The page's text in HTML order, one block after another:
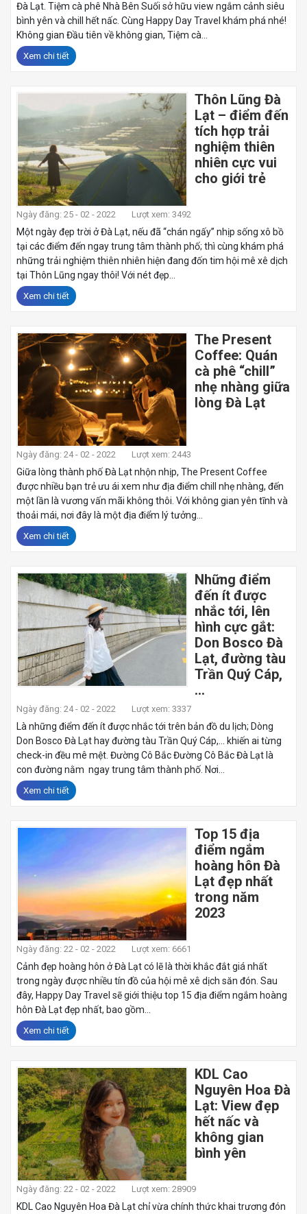
Đà Lạt. Tiệm cà phê Nhà Bên Suối sở hữu view ngắm cảnh siêu
bình yên và chill hết nấc. Cùng Happy Day Travel khám phá nhé!
Không gian Đầu tiên về không gian, Tiệm cà...
Xem chi tiết
Thôn Lũng Đà
Lạt – điểm đến
tích hợp trải
nghiệm thiên
nhiên cực vui
cho giới trẻ
Ngày đăng: 25 - 02 - 2022 Lượt xem: 3492
Một ngày đẹp trời ở Đà Lạt, nếu đã “chán ngấy” nhịp sống xô bồ
tại các điểm đến ngay trung tâm thành phố; thì cùng khám phá
những trải nghiệm thiên nhiên hiện đang đốn tim hội mê xê dịch
tại Thôn Lũng ngay thôi! Với nét đẹp...
Xem chi tiết
The Present
Coffee: Quán
cà phê “chill”
nhẹ nhàng giữa
lòng Đà Lạt
Ngày đăng: 24 - 02 - 2022 Lượt xem: 2443
Giữa lòng thành phố Đà Lạt nhộn nhịp, The Present Coffee
được nhiều bạn trẻ ưu ái xem như địa điểm chill nhẹ nhàng, đến
một lần là vương vấn mãi không thôi. Với không gian yên tĩnh và
thoải mái, nơi đây là một địa điểm lý tưởng...
Xem chi tiết
Những điểm
đến ít được
nhắc tới, lên
hình cực gắt:
Don Bosco Đà
Lạt, đường tàu
Trần Quý Cáp,
…
Ngày đăng: 24 - 02 - 2022 Lượt xem: 3337
Là những điểm đến ít được nhắc tới trên bản đồ du lịch; Dòng
Don Bosco Đà Lạt hay đường tàu Trần Quý Cáp,… khiến ai từng
check-in đều mê mệt. Đường Cô Bắc Đường Cô Bắc Đà Lạt là
con đường nằm ngay trung tâm thành phố. Nơi...
Xem chi tiết
Top 15 địa
điểm ngắm
hoàng hôn Đà
Lạt đẹp nhất
trong năm
2023
Ngày đăng: 22 - 02 - 2022 Lượt xem: 6661
Cảnh đẹp hoàng hôn ở Đà Lạt có lẽ là thời khắc đắt giá nhất
trong ngày được nhiều tín đồ của hội mê xê dịch săn đón. Sau
đây, Happy Day Travel sẽ giới thiệu top 15 địa điểm ngắm hoàng
hôn Đà Lạt đẹp nhất, bao gồm...
Xem chi tiết
KDL Cao
Nguyên Hoa Đà
Lạt: View đẹp
hết nấc và
không gian
bình yên
Ngày đăng: 22 - 02 - 2022 Lượt xem: 28909
KDL Cao Nguyên Hoa Đà Lạt chỉ vừa chính thức khai trương đón